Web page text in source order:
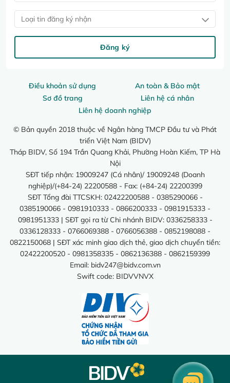
Điều khoản sử dụng
An toàn & Bảo mật
Sơ đồ trang
Liên hệ cá nhân
Liên hệ doanh nghiệp
© Bản quyền 2018 thuộc về Ngân hàng TMCP Đầu tư và Phát
triển Việt Nam (BIDV)
Tháp BIDV, Số 194 Trần Quang Khải, Phường Hoàn Kiếm, TP Hà
Nội
SĐT tiếp nhận: 19009247 (Cá nhân)/ 19009248 (Doanh
nghiệp)/(+84-24) 22200588 - Fax: (+84-24) 22200399
SĐT Tổng đài TTCSKH: 02422200588 - 0385290066 -
0385190066 - 0981910333 - 0866200333 - 0981915333 -
0981951333 | SĐT gọi ra từ Chi nhánh BIDV: 0336258333 -
0336128333 - 0766069388 - 0766056388 - 0852198088 -
0822150068 | SĐT xác minh giao dịch thẻ, giao dịch chuyển tiền:
02422200520 - 0981358335 - 0862136388 - 0862159399
Email: bidv247@bidv.com.vn
Swift code: BIDVVNVX
Loại tin đăng ký nhận
Đăng ký